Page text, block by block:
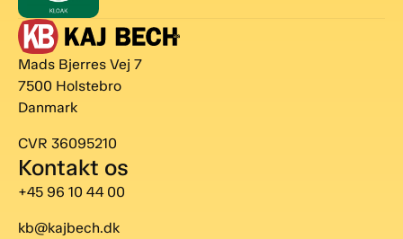
Mads Bjerres Vej 7
7500 Holstebro
Danmark
CVR 36095210
Kontakt os
+45 96 10 44 00
kb@kajbech.dk